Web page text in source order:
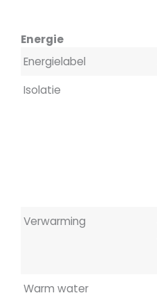
Energie
Energielabel
Isolatie
Verwarming
Warm water